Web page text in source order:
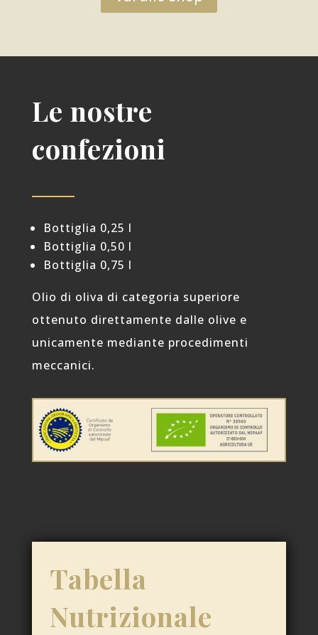
Le nostre
confezioni
Bottiglia 0,25 l
Bottiglia 0,50 l
Bottiglia 0,75 l
Olio di oliva di categoria superiore
ottenuto direttamente dalle olive e
unicamente mediante procedimenti
meccanici.
Tabella
Nutrizionale